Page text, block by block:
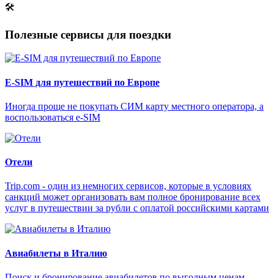
🛠
Полезные сервисы для поездки
E-SIM для путешествий по Европе
Иногда проще не покупать СИМ карту местного оператора, а
воспользоваться e-SIM
Отели
Trip.com - один из немногих сервисов, которые в условиях
санкций может организовать вам полное бронирование всех
услуг в путешествии за рубли с оплатой российскими картами
Авиабилеты в Италию